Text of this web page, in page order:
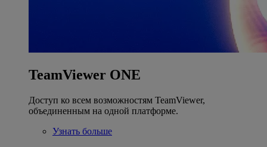
TeamViewer ONE
Доступ ко всем возможностям TeamViewer,
объединенным на одной платформе.
Узнать больше